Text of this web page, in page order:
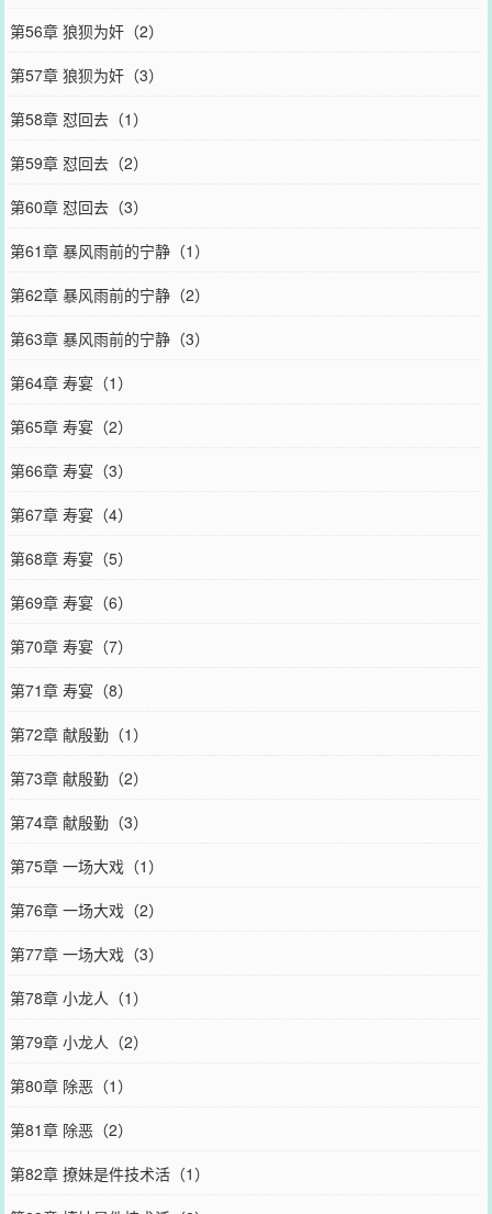
第56章 狼狈为奸（2）
第57章 狼狈为奸（3）
第58章 怼回去（1）
第59章 怼回去（2）
第60章 怼回去（3）
第61章 暴风雨前的宁静（1）
第62章 暴风雨前的宁静（2）
第63章 暴风雨前的宁静（3）
第64章 寿宴（1）
第65章 寿宴（2）
第66章 寿宴（3）
第67章 寿宴（4）
第68章 寿宴（5）
第69章 寿宴（6）
第70章 寿宴（7）
第71章 寿宴（8）
第72章 献殷勤（1）
第73章 献殷勤（2）
第74章 献殷勤（3）
第75章 一场大戏（1）
第76章 一场大戏（2）
第77章 一场大戏（3）
第78章 小龙人（1）
第79章 小龙人（2）
第80章 除恶（1）
第81章 除恶（2）
第82章 撩妹是件技术活（1）